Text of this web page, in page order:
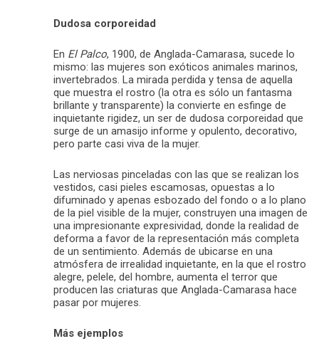
Dudosa corporeidad
En El Palco, 1900, de Anglada-Camarasa, sucede lo
mismo: las mujeres son exóticos animales marinos,
invertebrados. La mirada perdida y tensa de aquella
que muestra el rostro (la otra es sólo un fantasma
brillante y transparente) la convierte en esfinge de
inquietante rigidez, un ser de dudosa corporeidad que
surge de un amasijo informe y opulento, decorativo,
pero parte casi viva de la mujer.
Las nerviosas pinceladas con las que se realizan los
vestidos, casi pieles escamosas, opuestas a lo
difuminado y apenas esbozado del fondo o a lo plano
de la piel visible de la mujer, construyen una imagen de
una impresionante expresividad, donde la realidad de
deforma a favor de la representación más completa
de un sentimiento. Además de ubicarse en una
atmósfera de irrealidad inquietante, en la que el rostro
alegre, pelele, del hombre, aumenta el terror que
producen las criaturas que Anglada-Camarasa hace
pasar por mujeres.
Más ejemplos